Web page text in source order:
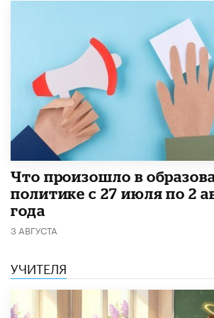
​Что произошло в
политике с 27 июля по 2
года
3 АВГУСТА
УЧИТЕЛЯ